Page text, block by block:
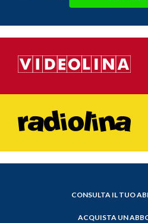
CONSULTA IL TUO
ACQUISTA UN